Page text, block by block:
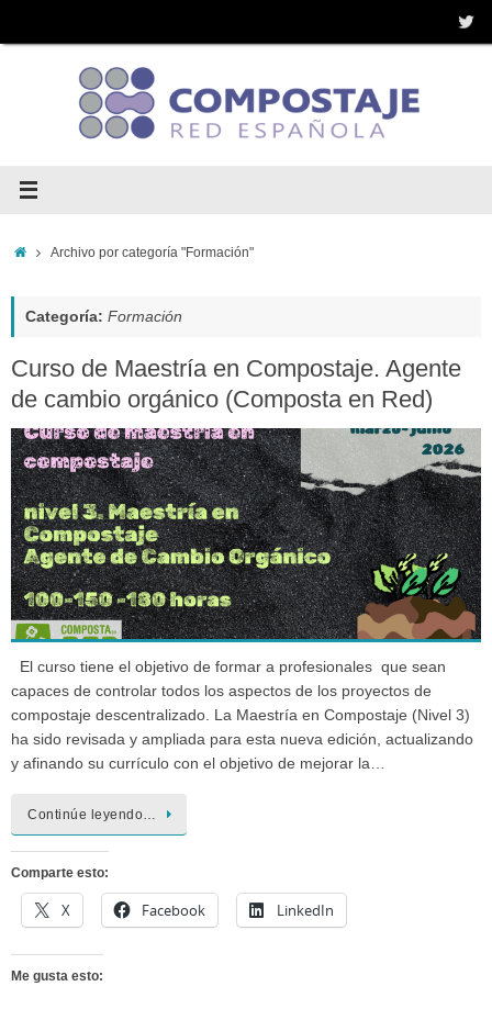
InicioArchivo por categoría "Formación"
Categoría: Formación
Curso de Maestría en Compostaje. Agente
de cambio orgánico (Composta en Red)
El curso tiene el objetivo de formar a profesionales que sean
capaces de controlar todos los aspectos de los proyectos de
compostaje descentralizado. La Maestría en Compostaje (Nivel 3)
ha sido revisada y ampliada para esta nueva edición, actualizando
y afinando su currículo con el objetivo de mejorar la…
Continúe leyendo…
Comparte esto:
X Facebook LinkedIn
Me gusta esto: